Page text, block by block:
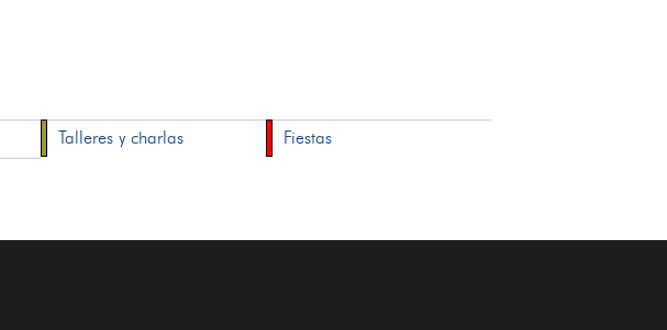
Talleres y charlas
Fiestas